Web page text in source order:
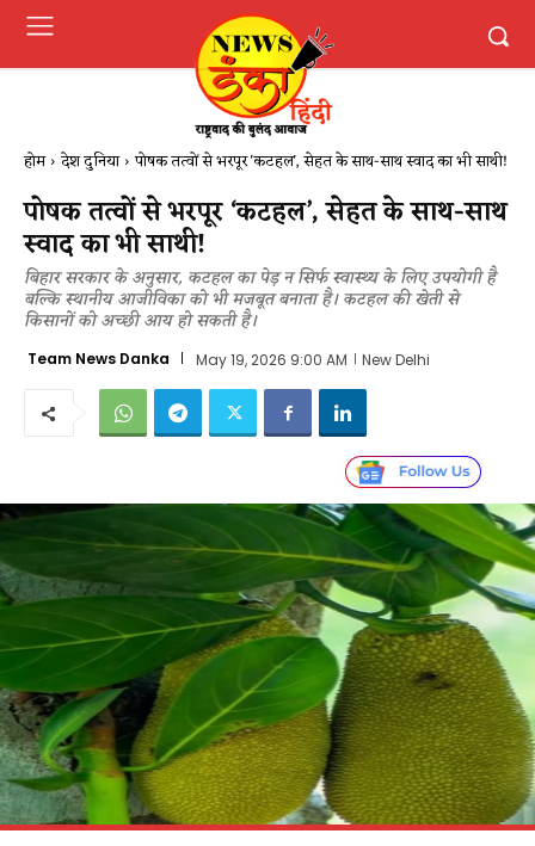
होम देश दुनिया ​पोषक तत्वों से भरपूर 'कटहल', सेहत के साथ-साथ स्वाद का भी साथी​!
​पोषक तत्वों से भरपूर ‘कटहल’, सेहत के साथ-साथ
स्वाद का भी साथी​!
बिहार सरकार के अनुसार, कटहल का पेड़ न सिर्फ स्वास्थ्य के लिए उपयोगी है
बल्कि स्थानीय आजीविका को भी मजबूत बनाता है। कटहल की खेती से
किसानों को अच्छी आय हो सकती है।
Team News Danka May 19, 2026 9:00 AM New Delhi